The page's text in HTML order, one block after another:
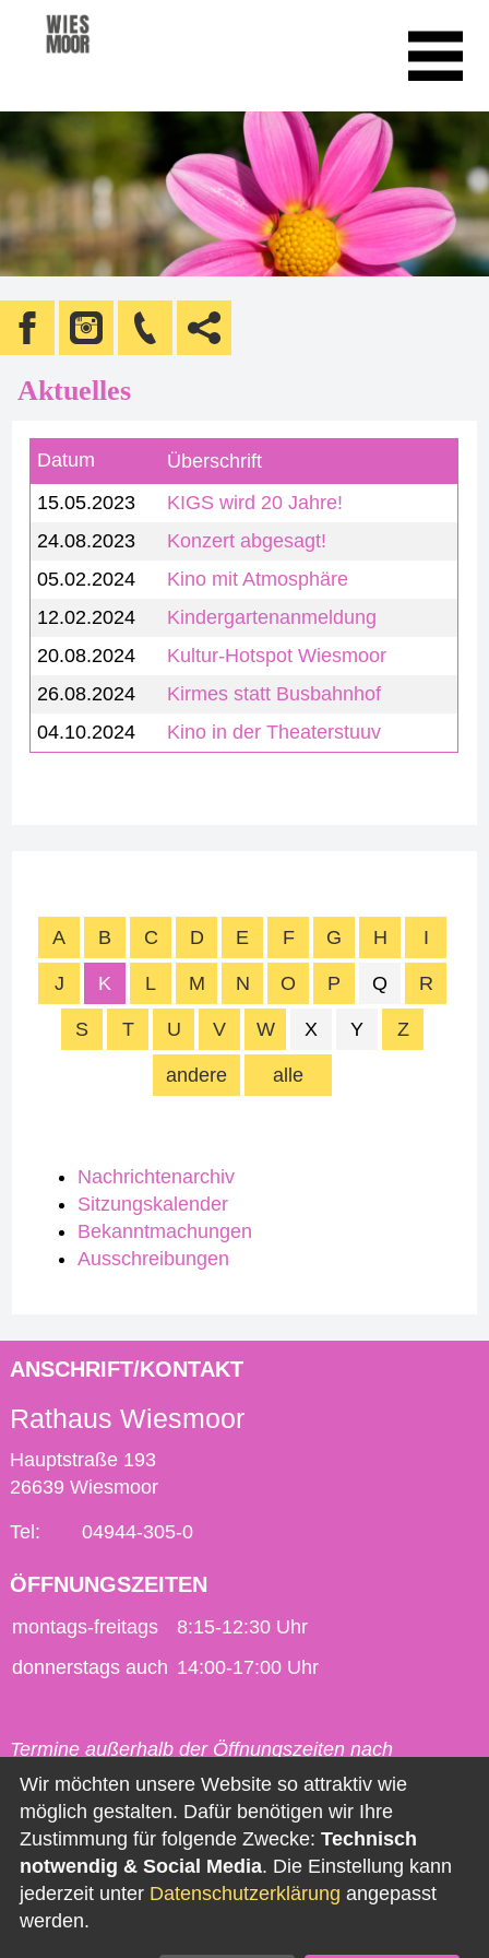
Aktuelles
Datum
Überschrift
15.05.2023
KIGS wird 20 Jahre!
24.08.2023
Konzert abgesagt!
05.02.2024
Kino mit Atmosphäre
12.02.2024
Kindergartenanmeldung
20.08.2024
Kultur-Hotspot Wiesmoor
26.08.2024
Kirmes statt Busbahnhof
04.10.2024
Kino in der Theaterstuuv
Nachrichtenarchiv
Sitzungskalender
Bekanntmachungen
Ausschreibungen
alle
A B C D E F G H I
J K L M N O P Q R
S T U V W X Y Z
andere
ANSCHRIFT/KONTAKT
Rathaus Wiesmoor
Hauptstraße 193
26639 Wiesmoor
Tel: 04944-305-0
ÖFFNUNGSZEITEN
montags-freitags
8:15-12:30 Uhr
donnerstags auch 14:00-17:00 Uhr
Termine außerhalb der Öffnungszeiten nach
vorheriger Vereinbarung möglich.
Kontakt
Impressum
Datenschutz
Wir möchten unsere Website so attraktiv wie
möglich gestalten. Dafür benötigen wir Ihre
Zustimmung für folgende Zwecke: Technisch
notwendig & Social Media. Die Einstellung kann
jederzeit unter Datenschutzerklärung angepasst
werden.